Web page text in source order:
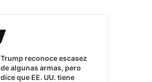
Trump reconoce escasez
de algunas armas, pero
dice que EE. UU. tiene